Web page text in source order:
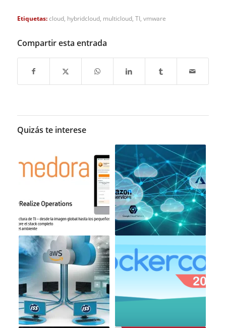
Etiquetas: cloud, hybridcloud, multicloud, TI vmware
Compartir esta entrada
Quizás te interese